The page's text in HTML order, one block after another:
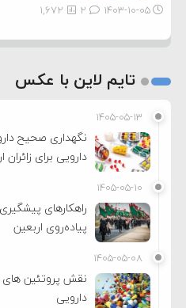
۱۴۰۳-۱۰-۰۵ 1,672
تایم لاین با عکس
۱۴۰۵-۰۵-۱۳
نگهداری صحیح
دارویی برای زائران
۱۴۰۵-۰۵-۱۰
راهکارهای
پیاده‌روی اربعین
۱۴۰۵-۰۵-۰۸
نقش پروتئین های
دارویی